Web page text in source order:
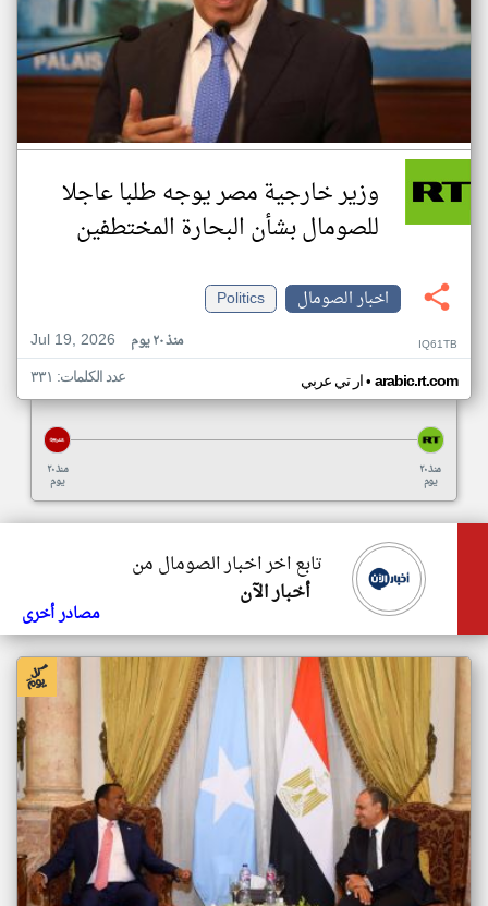
وزير خارجية مصر يوجه طلبا عاجلا
للصومال بشأن البحارة المختطفين
اخبار الصومال
Politics
Jul 19, 2026
منذ ٢٠ يوم IQ61TB
ار تي عربي• arabic.rt.com عدد الكلمات: ٣٣١
منذ ٢٠
يوم
منذ ٢٠
يوم
تابع اخر اخبار الصومال من
أخبار الآن
مصادر أخرى